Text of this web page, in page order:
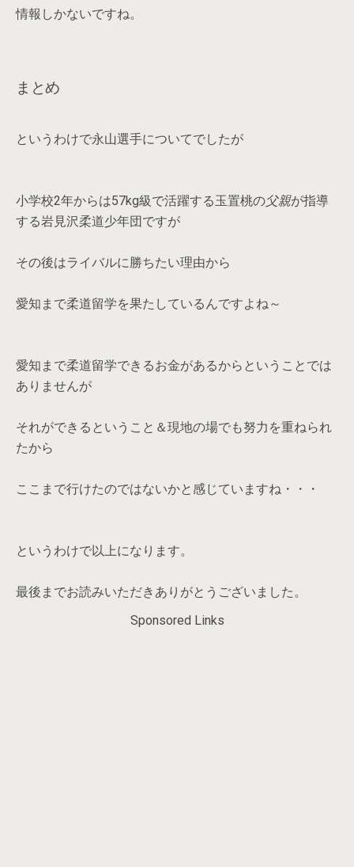
情報しかないですね。
まとめ
というわけで永山選手についてでしたが
小学校2年からは57kg級で活躍する玉置桃の父親が指導
する岩見沢柔道少年団ですが
その後はライバルに勝ちたい理由から
愛知まで柔道留学を果たしているんですよね～
愛知まで柔道留学できるお金があるからということでは
ありませんが
それができるということ＆現地の場でも努力を重ねられ
たから
ここまで行けたのではないかと感じていますね・・・
というわけで以上になります。
最後までお読みいただきありがとうございました。
Sponsored Links